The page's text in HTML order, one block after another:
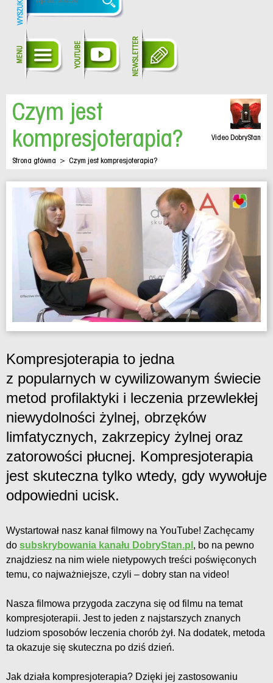
Video DobryStan
Czym jest
kompresjoterapia?
Strona główna > Czym jest kompresjoterapia?
Kompresjoterapia to jedna
z popularnych w cywilizowanym świecie
metod profilaktyki i leczenia przewlekłej
niewydolności żylnej, obrzęków
limfatycznych, zakrzepicy żylnej oraz
zatorowości płucnej. Kompresjoterapia
jest skuteczna tylko wtedy, gdy wywołuje
odpowiedni ucisk.
Wystartował nasz kanał filmowy na YouTube! Zachęcamy
do subskrybowania kanału DobryStan.pl , bo na pewno
znajdziesz na nim wiele nietypowych treści poświęconych
temu, co najważniejsze, czyli – dobry stan na video!
Nasza filmowa przygoda zaczyna się od filmu na temat
kompresjoterapii. Jest to jeden z najstarszych znanych
ludziom sposobów leczenia chorób żył. Na dodatek, metoda
ta okazuje się skuteczna po dziś dzień.
Jak działa kompresjoterapia? Dzięki jej zastosowaniu